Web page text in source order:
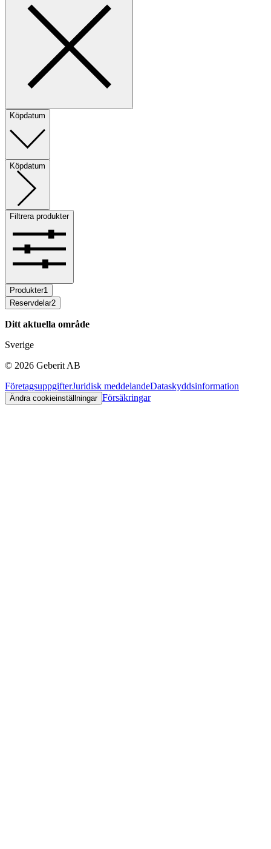
Köpdatum
Köpdatum
Filtrera produkter
Produkter1
Reservdelar2
Ditt aktuella område
Sverige
© 2026 Geberit AB
FöretagsuppgifterJuridisk meddelandeDataskyddsinformation
Ändra cookieinställningar Försäkringar